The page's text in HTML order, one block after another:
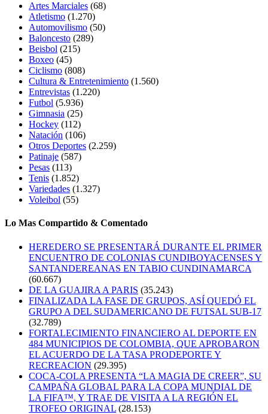
Artes Marciales (68)
Atletismo (1.270)
Automovilismo (50)
Baloncesto (289)
Beisbol (215)
Boxeo (45)
Ciclismo (808)
Cultura & Entretenimiento (1.560)
Entrevistas (1.220)
Futbol (5.936)
Gimnasia (25)
Hockey (112)
Natación (106)
Otros Deportes (2.259)
Patinaje (587)
Pesas (113)
Tenis (1.852)
Variedades (1.327)
Voleibol (55)
Lo Mas Compartido & Comentado
HEREDERO SE PRESENTARÁ DURANTE EL PRIMER
ENCUENTRO DE COLONIAS CUNDIBOYACENSES Y
SANTANDEREANAS EN TABIO CUNDINAMARCA
(60.667)
DE LA GUAJIRA A PARIS (35.243)
FINALIZADA LA FASE DE GRUPOS, ASÍ QUEDÓ EL
GRUPO A DEL SUDAMERICANO DE FUTSAL SUB-17
(32.789)
FORTALECIMIENTO FINANCIERO AL DEPORTE EN
484 MUNICIPIOS DE COLOMBIA, QUE APROBARON
EL ACUERDO DE LA TASA PRODEPORTE Y
RECREACION (29.395)
COCA-COLA PRESENTA “LA MAGIA DE CREER”, SU
CAMPAÑA GLOBAL PARA LA COPA MUNDIAL DE
LA FIFA™, Y TRAE DE VISITA A LA REGIÓN EL
TROFEO ORIGINAL (28.153)